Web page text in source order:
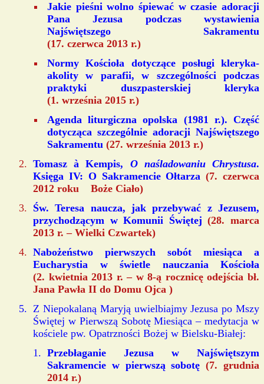
Jakie pieśni wolno śpiewać w czasie adoracji
Pana Jezusa podczas wystawienia
Najświętszego Sakramentu
(17. czerwca 2013 r.)
Normy Kościoła dotyczące posługi kleryka-
akolity w parafii, w szczególności podczas
praktyki duszpasterskiej kleryka
(1. września 2015 r.)
Agenda liturgiczna opolska (1981 r.). Część
dotycząca szczególnie adoracji Najświętszego
Sakramentu (27. września 2013 r.)
Tomasz à Kempis, O naśladowaniu Chrystusa.
Księga IV: O Sakramencie Ołtarza (7. czerwca
2012 roku Boże Ciało)
Św. Teresa naucza, jak przebywać z Jezusem,
przychodzącym w Komunii Świętej(28. marca
2013 r. – Wielki Czwartek)
Nabożeństwo pierwszych sobót miesiąca a
Eucharystia w świetle nauczania Kościoła
(2. kwietnia 2013 r. – w 8-ą rocznicę odejścia bł.
Jana Pawła II do Domu Ojca )
Z Niepokalaną Maryją uwielbiajmy Jezusa po Mszy
Świętej w Pierwszą Sobotę Miesiąca – medytacja w
kościele pw. Opatrzności Bożej w Bielsku-Białej:
Przebłaganie Jezusa w Najświętszym
Sakramencie w pierwszą sobotę(7. grudnia
2014 r.)